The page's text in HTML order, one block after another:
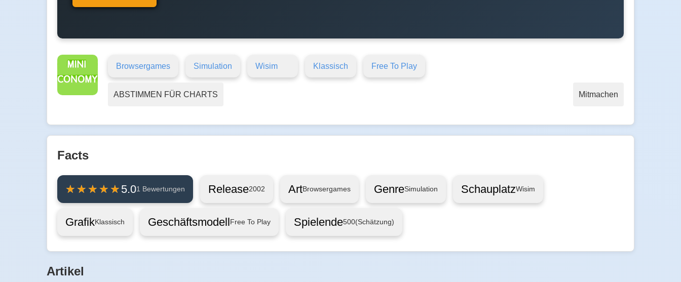
Browsergames Simulation Wisim Klassisch Free To Play
ABSTIMMEN FÜR CHARTS Mitmachen
Facts
5.01 Bewertungen Release2002 ArtBrowsergames GenreSimulation SchauplatzWisim
GrafikKlassisch GeschäftsmodellFree To Play Spielende500(Schätzung)
Artikel